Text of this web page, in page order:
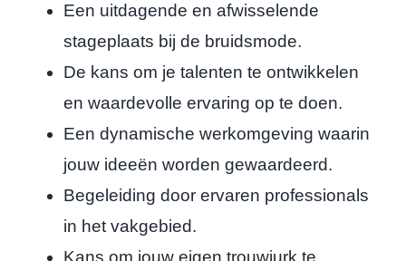
Een uitdagende en afwisselende
stageplaats bij de bruidsmode.
De kans om je talenten te ontwikkelen
en waardevolle ervaring op te doen.
Een dynamische werkomgeving waarin
jouw ideeën worden gewaardeerd.
Begeleiding door ervaren professionals
in het vakgebied.
Kans om jouw eigen trouwjurk te